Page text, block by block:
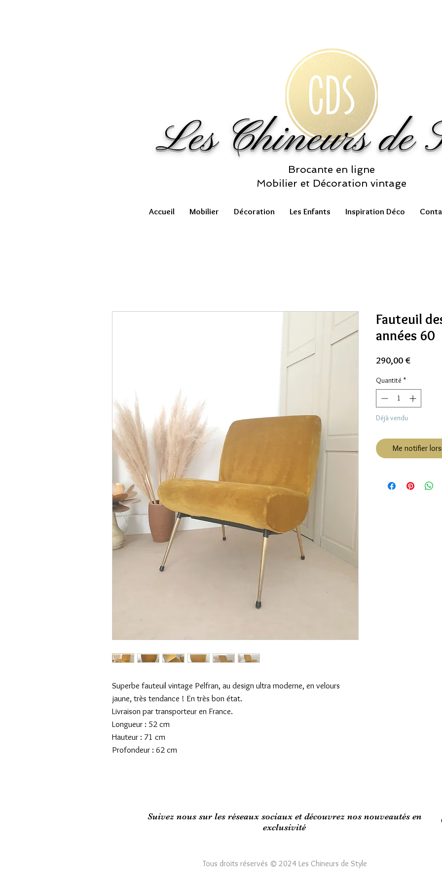
Les Chineurs de
Brocante en ligne
Mobilier et Décoration vintage
Accueil Mobilier Décoration Les Enfants Inspiration Déco
Superbe fauteuil vintage Pelfran, au design ultra moderne, en velours
jaune, très tendance ! En très bon état.
Livraison par transporteur en France.
Longueur : 52 cm
Hauteur : 71 cm
Fauteuil
années 60
290,00 €Prix
Quantité *
Déjà vendu
Me notifier
Suivez nous sur les réseaux sociaux et découvrez nos nouveautés en
exclusivité
Tous droits réservés © 2024 Les Chineurs de Style